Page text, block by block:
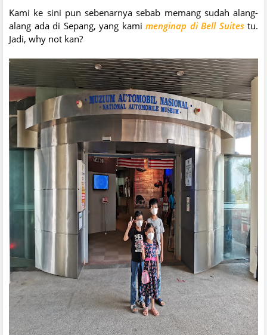
Kami ke sini pun sebenarnya sebab memang sudah alang-
alang ada di Sepang, yang kami menginap di Bell Suitestu.
Jadi, why not kan?